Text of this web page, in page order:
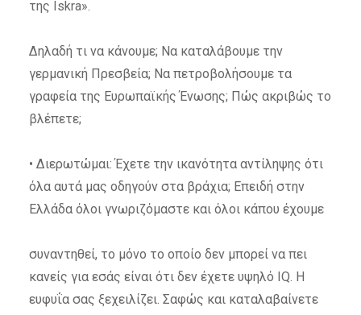
της Iskra».
Δηλαδή τι να κάνουμε; Να καταλάβουμε την
γερμανική Πρεσβεία; Να πετροβολήσουμε τα
γραφεία της Ευρωπαϊκής Ένωσης; Πώς ακριβώς το
βλέπετε;
• Διερωτώμαι: Έχετε την ικανότητα αντίληψης ότι
όλα αυτά μας οδηγούν στα βράχια; Επειδή στην
Ελλάδα όλοι γνωριζόμαστε και όλοι κάπου έχουμε
συναντηθεί, το μόνο το οποίο δεν μπορεί να πει
κανείς για εσάς είναι ότι δεν έχετε υψηλό IQ. H
ευφυΐα σας ξεχειλίζει. Σαφώς και καταλαβαίνετε